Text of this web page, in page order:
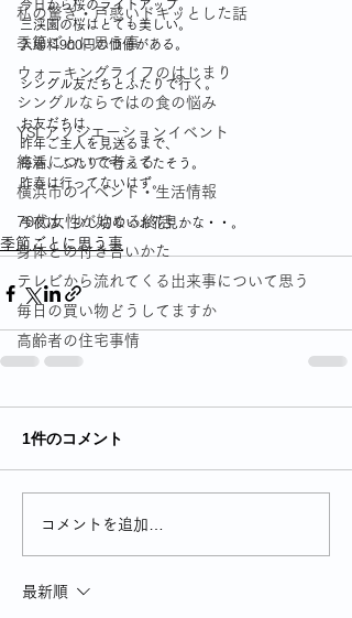
私の驚き・戸惑いドキッとした話
季節ごとに思う事
ウォーキングライフのはじまり
シングルならではの食の悩み
YSLアソシエーションイベント
終活について考える
横浜市のイベント・生活情報
70代女性が始める終活
身体との付き合いかた
テレビから流れてくる出来事について思う
毎日の買い物どうしてますか
高齢者の住宅事情
今日から桜のライトアップ。
三渓園の桜はとても美しい。
入場料900円の価値がある。
シングル友だちとふたりで行く。
お友だちは、
昨年ご主人を見送るまで、
毎春、ふたりで行ってたそう。
昨春は行ってないはず。
今夜は、少し切ないお花見かな・・。
季節ごとに思う事
1件のコメント
コメントを追加…
最新順